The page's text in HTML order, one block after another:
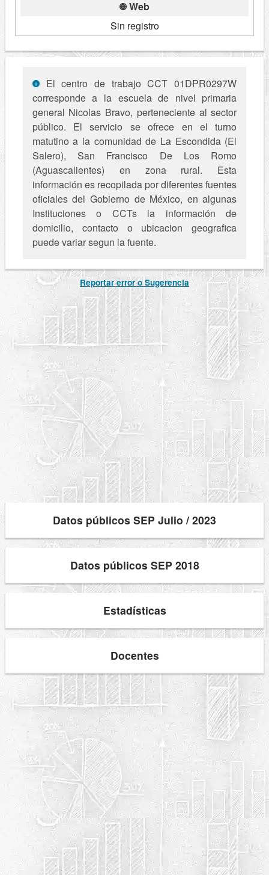
Web
Sin registro
El centro de trabajo CCT 01DPR0297W
corresponde a la escuela de nivel primaria
general Nicolas Bravo, perteneciente al sector
público. El servicio se ofrece en el turno
matutino a la comunidad de La Escondida (El
Salero), San Francisco De Los Romo
(Aguascalientes) en zona rural. Esta
información es recopilada por diferentes fuentes
oficiales del Gobierno de México, en algunas
Instituciones o CCTs la información de
domicilio, contacto o ubicacion geografica
puede variar segun la fuente.
Reportar error o Sugerencia
Datos públicos SEP Julio / 2023
Datos públicos SEP 2018
Estadísticas
Docentes